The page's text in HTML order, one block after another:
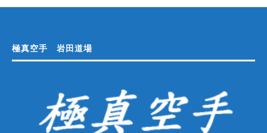
極真空手 岩田道場